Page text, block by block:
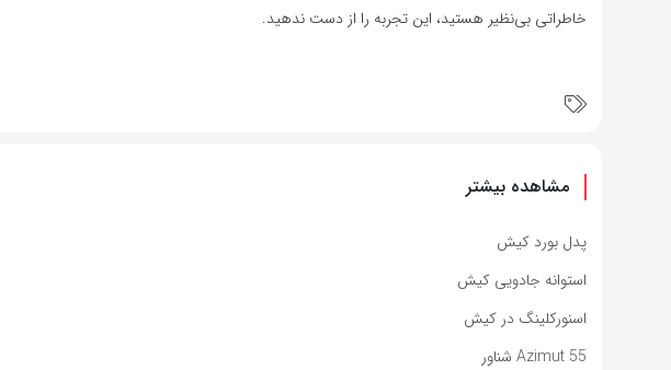
خاطراتی بی‌نظیر هستید، این تجربه را از دست ندهید.
مشاهده بیشتر
پدل بورد کیش
استوانه جادویی کیش
اسنورکلینگ در کیش
Azimut 55 شناور